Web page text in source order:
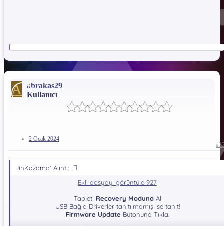
A abrakas29
Kullanıcı
2 Ocak 2024
JinKazama' Alıntı:
Ekli dosyayı görüntüle 927
Tableti Recovery ModunaAl
USB Bağla Driverler tanıtılmamış ise tanıt!
Firmware Update Butonuna Tıkla.